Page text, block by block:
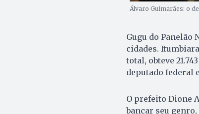
Álvaro Guimarães: o
Gugu do
cidades.
total, obteve
deputado federal
O prefeito Dione
bancar seu